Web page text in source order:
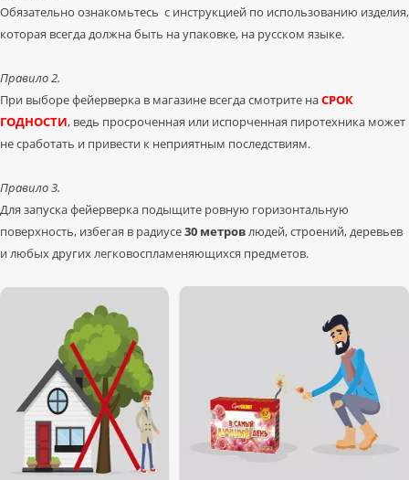
Обязательно ознакомьтесь с инструкцией по использованию изделия,
которая всегда должна быть на упаковке, на русском языке.
Правило 2.
При выборе фейерверка в магазине всегда смотрите наСРОК
ГОДНОСТИ, ведь просроченная или испорченная пиротехника может
не сработать и привести к неприятным последствиям.
Правило 3.
Для запуска фейерверка подыщите ровную горизонтальную
поверхность, избегая в радиусе30 метровлюдей, строений, деревьев
и любых других легковоспламеняющихся предметов.